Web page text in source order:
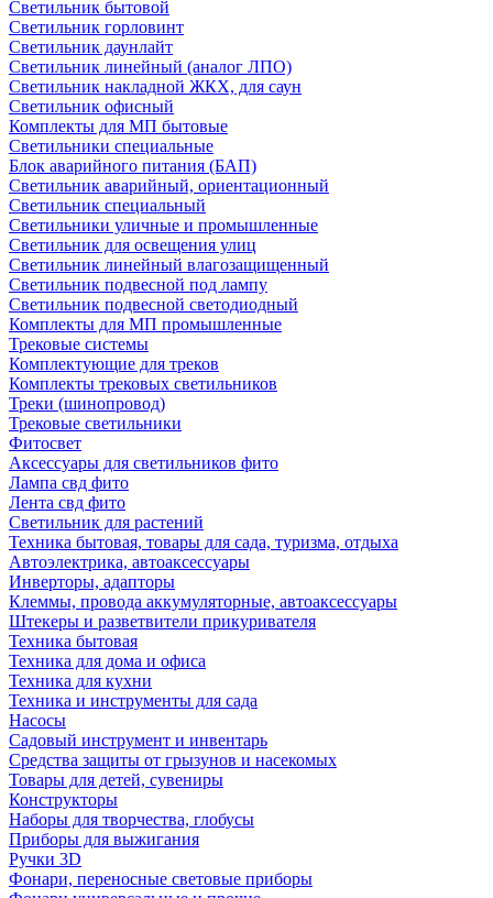
Светильник бытовой
Светильник горловинт
Светильник даунлайт
Светильник линейный (аналог ЛПО)
Светильник накладной ЖКХ, для саун
Светильник офисный
Комплекты для МП бытовые
Светильники специальные
Блок аварийного питания (БАП)
Светильник аварийный, ориентационный
Светильник специальный
Светильники уличные и промышленные
Светильник для освещения улиц
Светильник линейный влагозащищенный
Светильник подвесной под лампу
Светильник подвесной светодиодный
Комплекты для МП промышленные
Трековые системы
Комплектующие для треков
Комплекты трековых светильников
Треки (шинопровод)
Трековые светильники
Фитосвет
Аксессуары для светильников фито
Лампа свд фито
Лента свд фито
Светильник для растений
Техника бытовая, товары для сада, туризма, отдыха
Автоэлектрика, автоаксессуары
Инверторы, адапторы
Клеммы, провода аккумуляторные, автоаксессуары
Штекеры и разветвители прикуривателя
Техника бытовая
Техника для дома и офиса
Техника для кухни
Техника и инструменты для сада
Насосы
Садовый инструмент и инвентарь
Средства защиты от грызунов и насекомых
Товары для детей, сувениры
Конструкторы
Наборы для творчества, глобусы
Приборы для выжигания
Ручки 3D
Фонари, переносные световые приборы